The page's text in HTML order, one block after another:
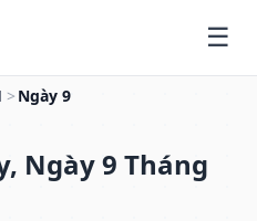
> Ngày 9
Ngày 9 Tháng